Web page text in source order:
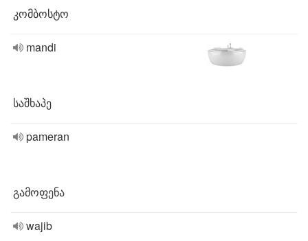
კომბოსტო
mandi
საშხაპე
pameran
გამოფენა
wajib